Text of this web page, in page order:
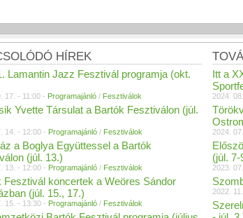
Itt a
2024.
2024.
(júl. 7-
2023.
2022.
HÍREK
Lamantin Jazz Fesztivál programja (okt.
17. - 11:00 - Programajánló / Fesztiválok
Yvette Társulat a Bartók Fesztiválon (júl.
14. - 12:00 - Programajánló / Fesztiválok
a Boglya Együttessel a Bartók
(júl. 13.)
13. - 12:00 - Programajánló / Fesztiválok
Fesztivál koncertek a Weöres Sándor
(júl. 15., 17.)
15. - 13:30 - Programajánló / Fesztiválok